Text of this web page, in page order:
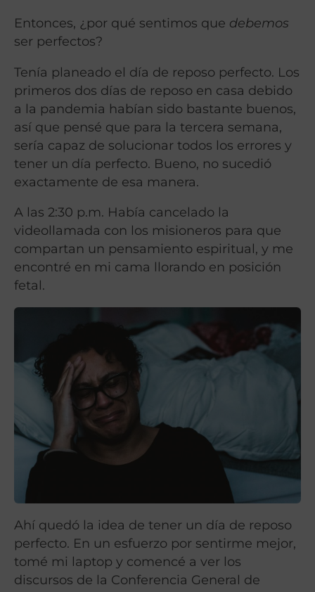
Entonces, ¿por qué sentimos que debemos
ser perfectos?
Tenía planeado el día de reposo perfecto. Los
primeros dos días de reposo en casa debido
a la pandemia habían sido bastante buenos,
así que pensé que para la tercera semana,
sería capaz de solucionar todos los errores y
tener un día perfecto. Bueno, no sucedió
exactamente de esa manera.
A las 2:30 p.m. Había cancelado la
videollamada con los misioneros para que
compartan un pensamiento espiritual, y me
encontré en mi cama llorando en posición
fetal.
Ahí quedó la idea de tener un día de reposo
perfecto. En un esfuerzo por sentirme mejor,
tomé mi laptop y comencé a ver los
discursos de la Conferencia General de